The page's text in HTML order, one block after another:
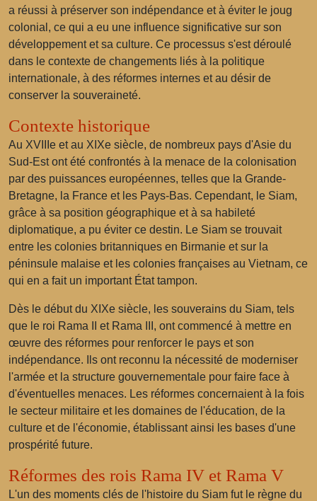
a réussi à préserver son indépendance et à éviter le joug
colonial, ce qui a eu une influence significative sur son
développement et sa culture. Ce processus s'est déroulé
dans le contexte de changements liés à la politique
internationale, à des réformes internes et au désir de
conserver la souveraineté.
Contexte historique
Au XVIIIe et au XIXe siècle, de nombreux pays d'Asie du
Sud-Est ont été confrontés à la menace de la colonisation
par des puissances européennes, telles que la Grande-
Bretagne, la France et les Pays-Bas. Cependant, le Siam,
grâce à sa position géographique et à sa habileté
diplomatique, a pu éviter ce destin. Le Siam se trouvait
entre les colonies britanniques en Birmanie et sur la
péninsule malaise et les colonies françaises au Vietnam, ce
qui en a fait un important État tampon.
Dès le début du XIXe siècle, les souverains du Siam, tels
que le roi Rama II et Rama III, ont commencé à mettre en
œuvre des réformes pour renforcer le pays et son
indépendance. Ils ont reconnu la nécessité de moderniser
l'armée et la structure gouvernementale pour faire face à
d'éventuelles menaces. Les réformes concernaient à la fois
le secteur militaire et les domaines de l'éducation, de la
culture et de l'économie, établissant ainsi les bases d'une
prospérité future.
Réformes des rois Rama IV et Rama V
L'un des moments clés de l'histoire du Siam fut le règne du